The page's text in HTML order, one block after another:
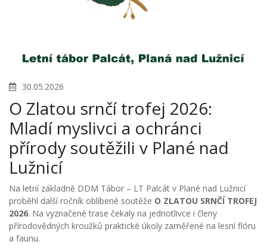
30.05.2026
O Zlatou srnčí trofej 2026:
Mladí myslivci a ochránci
přírody soutěžili v Plané nad
Lužnicí
Na letní základně DDM Tábor – LT Palcát v Plané nad Lužnicí
proběhl další ročník oblíbené soutěže O ZLATOU SRNČÍ TROFEJ
2026. Na vyznačené trase čekaly na jednotlivce i členy
přírodovědných kroužků praktické úkoly zaměřené na lesní flóru
a faunu.